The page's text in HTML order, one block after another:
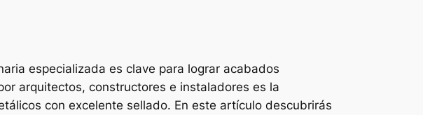
especializada es clave para lograr acabados
arquitectos, constructores e instaladores es la
con excelente sellado. En este artículo descubrirás